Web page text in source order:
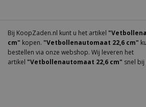
Bij KoopZaden.nl kunt u het artikel
cm" kopen. "Vetbollenautomaat 22,6 cm"
bestellen via onze webshop. Wij leveren het
artikel "Vetbollenautomaat 22,6 cm" snel bij